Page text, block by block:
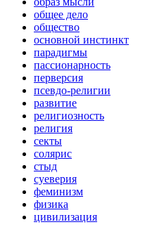
общее дело
общество
основной инстинкт
парадигмы
пассионарность
перверсия
псевдо-религии
развитие
религиозность
религия
секты
солярис
стыд
суеверия
феминизм
физика
цивилизация